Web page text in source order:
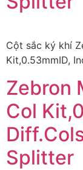
Cột sắc ký khí
Kit,0.53mmID,
Zebron
Col
Splitter